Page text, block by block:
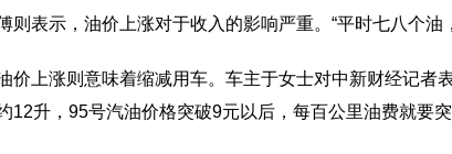
示，油价上涨对于收入的影响严重。“平时七八个油
上涨则意味着缩减用车。车主于女士对中新财经记者
12升，95号汽油价格突破9元以后，每百公里油费就要突